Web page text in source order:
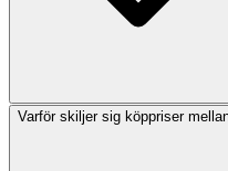
Varför skiljer sig köppriser